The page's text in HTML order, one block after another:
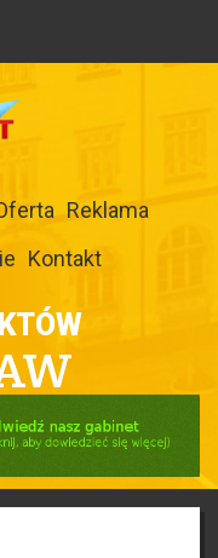
Reklama
Kontakt